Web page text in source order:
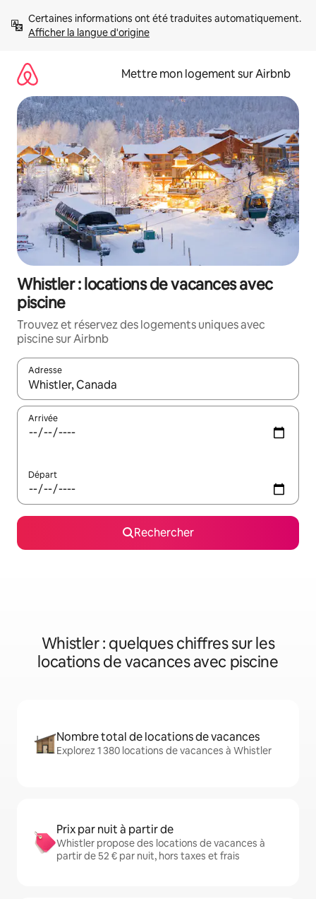
directement
Afficher la langue d'origine
Mettre mon logement sur Airbnb
Whistler : locations de vacances avec
piscine
Trouvez et réservez des logements uniques avec
piscine sur Airbnb
Adresse
Lorsque les résultats s'affichent, utilisez les flèches vers le
Arrivée
Départ
Rechercher
Whistler : quelques chiffres sur les
locations de vacances avec piscine
Nombre total de locations de vacances
Explorez 1 380 locations de vacances à Whistler
Prix par nuit à partir de
Whistler propose des locations de vacances à
partir de 52 € par nuit, hors taxes et frais